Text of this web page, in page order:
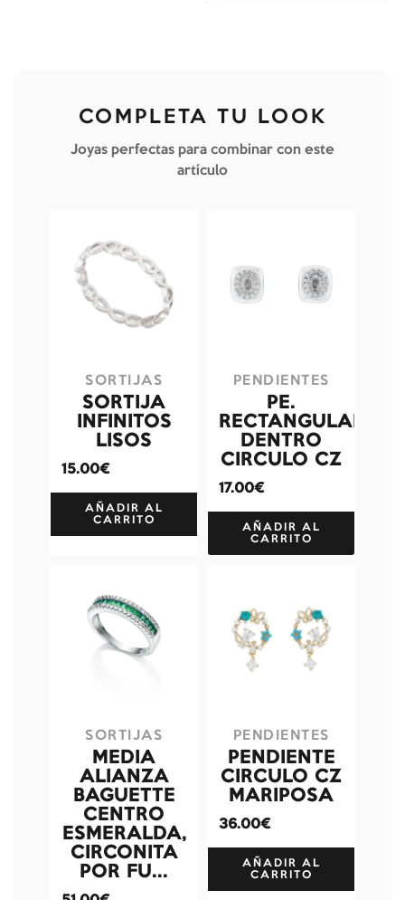
COMPLETA TU LOOK
Joyas perfectas para combinar con este
artículo
SORTIJAS
SORTIJA
INFINITOS
LISOS
15.00€
AÑADIR AL
CARRITO
PENDIENTES
PE.
RECTANGULAR
DENTRO
CIRCULO CZ
17.00€
AÑADIR AL
CARRITO
SORTIJAS
MEDIA
ALIANZA
BAGUETTE
CENTRO
ESMERALDA,
CIRCONITA
POR FU...
PENDIENTES
PENDIENTE
CIRCULO CZ
MARIPOSA
36.00€
AÑADIR AL
CARRITO